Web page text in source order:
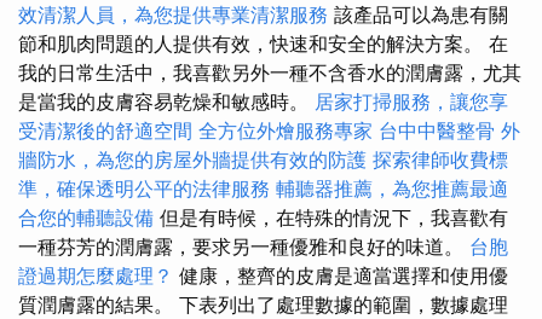
效清潔人員，為您提供專業清潔服務 該產品可以為患有關
節和肌肉問題的人提供有效，快速和安全的解決方案。 在
我的日常生活中，我喜歡另外一種不含香水的潤膚露，尤其
是當我的皮膚容易乾燥和敏感時。 居家打掃服務，讓您享
受清潔後的舒適空間 全方位外燴服務專家 台中中醫整骨 外
牆防水，為您的房屋外牆提供有效的防護 探索律師收費標
準，確保透明公平的法律服務 輔聽器推薦，為您推薦最適
合您的輔聽設備 但是有時候，在特殊的情況下，我喜歡有
一種芬芳的潤膚露，要求另一種優雅和良好的味道。 台胞
證過期怎麼處理？ 健康，整齊的皮膚是適當選擇和使用優
質潤膚露的結果。 下表列出了處理數據的範圍，數據處理